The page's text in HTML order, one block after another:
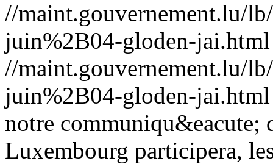
//maint.gouvernement.lu/
juin%2B04-gloden-jai.html
//maint.gouvernement.lu/
juin%2B04-gloden-jai.html
notre communiqu&eacute;
Luxembourg participera,